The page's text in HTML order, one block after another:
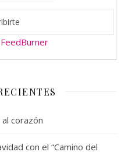
FeedBurner
corazón
con el “Camino del